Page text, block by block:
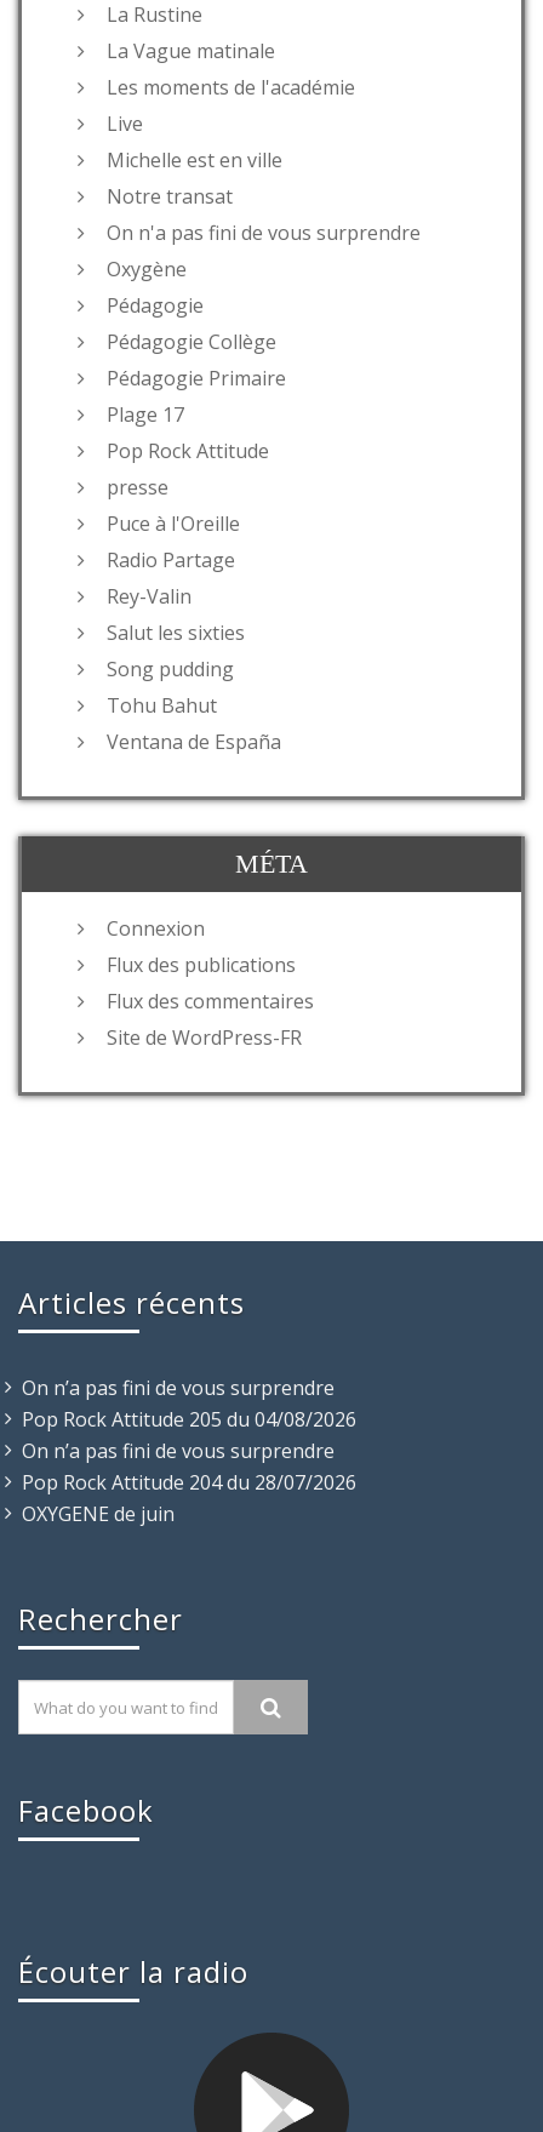
La Rustine
La Vague matinale
Les moments de l'académie
Live
Michelle est en ville
Notre transat
On n'a pas fini de vous surprendre
Oxygène
Pédagogie
Pédagogie Collège
Pédagogie Primaire
Plage 17
Pop Rock Attitude
presse
Puce à l'Oreille
Radio Partage
Rey-Valin
Salut les sixties
Song pudding
Tohu Bahut
Ventana de España
MÉTA
Connexion
Flux des publications
Flux des commentaires
Site de WordPress-FR
Articles récents
On n’a pas fini de vous surprendre
Pop Rock Attitude 205 du 04/08/2026
On n’a pas fini de vous surprendre
Pop Rock Attitude 204 du 28/07/2026
OXYGENE de juin
Rechercher
Facebook
Écouter la radio